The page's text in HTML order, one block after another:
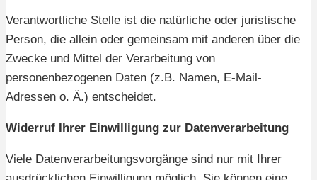
Verantwortliche Stelle ist die natürliche oder juristische
Person, die allein oder gemeinsam mit anderen über die
Zwecke und Mittel der Verarbeitung von
personenbezogenen Daten (z.B. Namen, E-Mail-
Adressen o. Ä.) entscheidet.
Widerruf Ihrer Einwilligung zur Datenverarbeitung
Viele Datenverarbeitungsvorgänge sind nur mit Ihrer